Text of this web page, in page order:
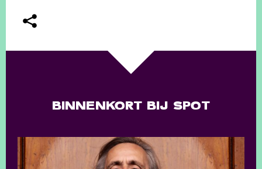
BINNENKORT BIJ SPOT